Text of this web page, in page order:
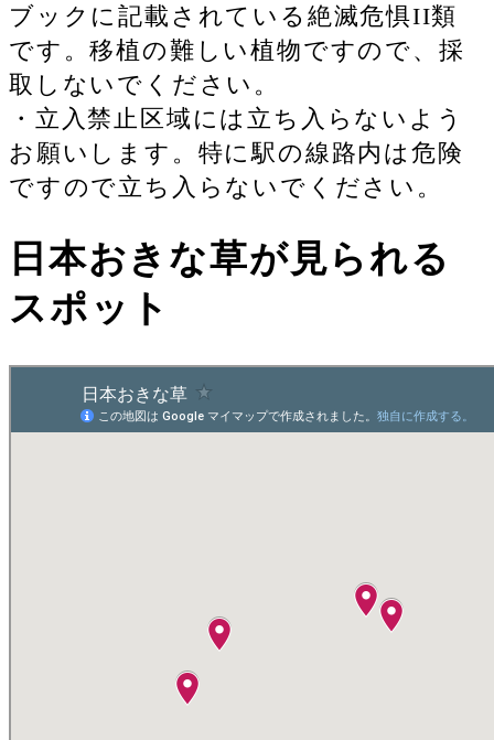
ブックに記載されている絶滅危惧II類
です。移植の難しい植物ですので、採
取しないでください。
・立入禁止区域には立ち入らないよう
お願いします。特に駅の線路内は危険
ですので立ち入らないでください。
日本おきな草が見られる
スポット